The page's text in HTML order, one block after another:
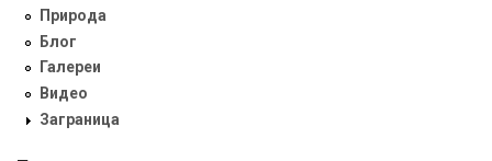
Природа
Блог
Галереи
Видео
Заграница